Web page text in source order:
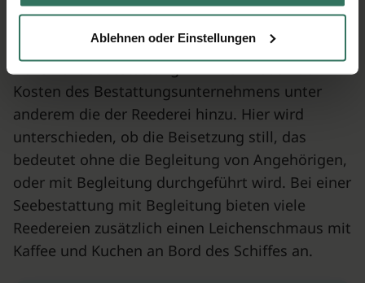
Ablehnen oder Einstellungen
Was kostet eine Bestattung im Meer?
Bei einer Seebestattung kommen neben den
Kosten des Bestattungsunternehmens unter
anderem die der Reederei hinzu. Hier wird
unterschieden, ob die Beisetzung still, das
bedeutet ohne die Begleitung von Angehörigen,
oder mit Begleitung durchgeführt wird. Bei einer
Seebestattung mit Begleitung bieten viele
Reedereien zusätzlich einen Leichenschmaus mit
Kaffee und Kuchen an Bord des Schiffes an.